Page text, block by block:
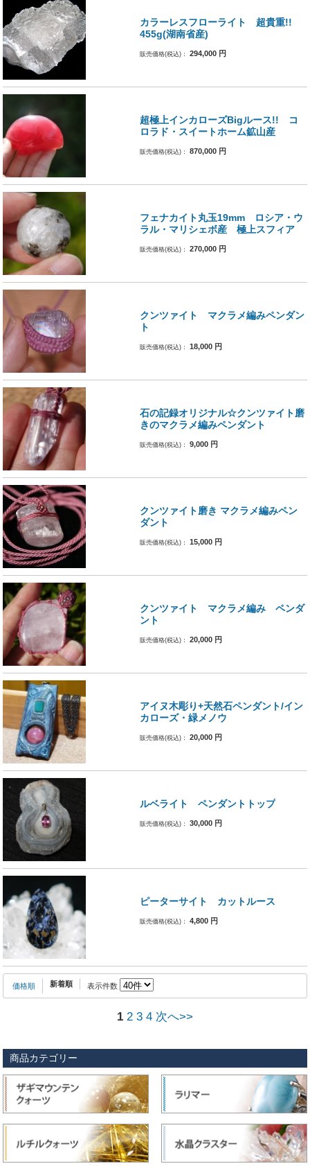
カラーレスフローライト 超貴重!!
455g(湖南省産)
販売価格(税込)： 294,000 円
超極上インカローズBigルース!! コ
ロラド・スイートホーム鉱山産
販売価格(税込)： 870,000 円
フェナカイト丸玉19mm ロシア・ウ
ラル・マリシェボ産 極上スフィア
販売価格(税込)： 270,000 円
クンツァイト マクラメ編みペンダン
ト
販売価格(税込)： 18,000 円
石の記録オリジナル☆クンツァイト磨
きのマクラメ編みペンダント
販売価格(税込)： 9,000 円
クンツァイト磨き マクラメ編みペン
ダント
販売価格(税込)： 15,000 円
クンツァイト マクラメ編み ペンダ
ント
販売価格(税込)： 20,000 円
アイヌ木彫り+天然石ペンダント/イン
カローズ・緑メノウ
販売価格(税込)： 20,000 円
ルベライト ペンダントトップ
販売価格(税込)： 30,000 円
ピーターサイト カットルース
販売価格(税込)： 4,800 円
価格順 新着順 表示件数
1 2 3 4 次へ>>
商品カテゴリー